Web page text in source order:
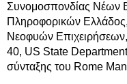
Συνομοσπονδίας Νέων
Πληροφορικών
Νεοφυών
40, US State
σύνταξης του Rome